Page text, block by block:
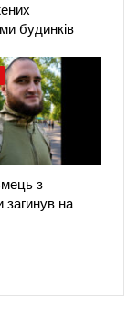
будинків
з
на